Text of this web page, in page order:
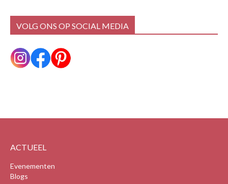
VOLG ONS OP SOCIAL MEDIA
ACTUEEL
Evenementen
Blogs